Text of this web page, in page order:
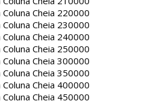
Cheia 220000
Cheia 230000
Cheia 240000
Cheia 250000
Cheia 300000
Cheia 350000
Cheia 400000
Cheia 450000